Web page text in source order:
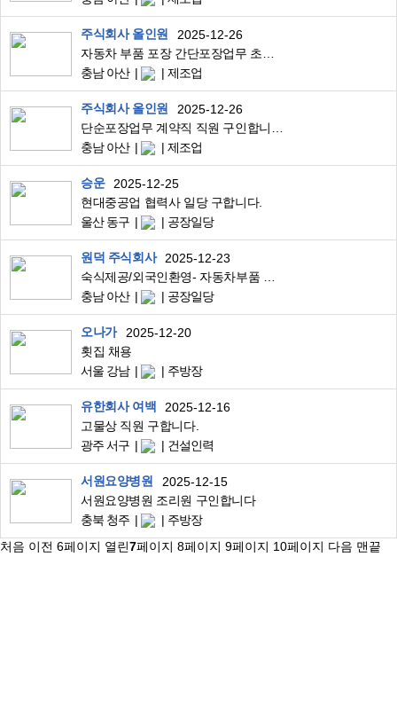
주식회사 올인원
2025-12-26
충남 아산
제조업
주식회사 올인원
2025-12-26
충남 아산
제조업
승운
2025-12-25
현대중공업 협력사 일당 구합니다.
울산 동구
공장일당
원덕 주식회사
2025-12-23
충남 아산
공장일당
오나가
2025-12-20
횟집 채용
서울 강남
주방장
유한회사 여백
2025-12-16
고물상 직원 구합니다.
광주 서구
건설인력
서원요양병원
2025-12-15
서원요양병원 조리원 구인합니다
충북 청주
주방장
처음 이전 6페이지 열린7페이지 8페이지 9페이지 10페이지 다음 맨끝